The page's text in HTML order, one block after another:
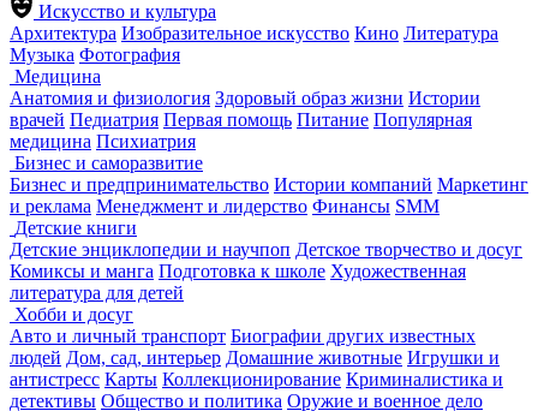
Искусство и культура
Архитектура Изобразительное искусство Кино Литература
Музыка Фотография
Медицина
Анатомия и физиология Здоровый образ жизни Истории
врачей Педиатрия Первая помощь Питание Популярная
медицина Психиатрия
Бизнес и саморазвитие
Бизнес и предпринимательство Истории компаний Маркетинг
и реклама Менеджмент и лидерство Финансы SMM
Детские книги
Детские энциклопедии и научпоп Детское творчество и досуг
Комиксы и манга Подготовка к школе Художественная
литература для детей
Хобби и досуг
Авто и личный транспорт Биографии других известных
людей Дом, сад, интерьер Домашние животные Игрушки и
антистресс Карты Коллекционирование Криминалистика и
детективы Общество и политика Оружие и военное дело